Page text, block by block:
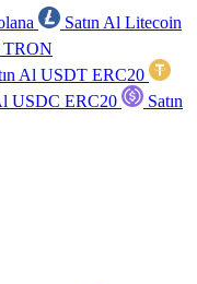
Satın Al Litecoin
TRON
Al USDT ERC20
USDC ERC20
Satın